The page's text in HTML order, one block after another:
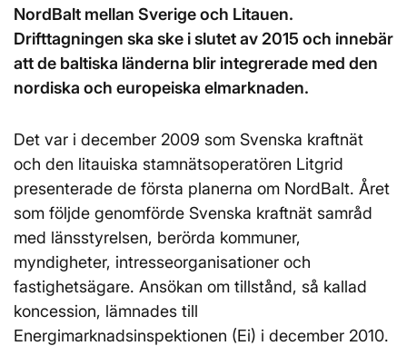
NordBalt mellan Sverige och Litauen.
Drifttagningen ska ske i slutet av 2015 och innebär
att de baltiska länderna blir integrerade med den
nordiska och europeiska elmarknaden.
Det var i december 2009 som Svenska kraftnät
och den litauiska stamnätsoperatören Litgrid
presenterade de första planerna om NordBalt. Året
som följde genomförde Svenska kraftnät samråd
med länsstyrelsen, berörda kommuner,
myndigheter, intresseorganisationer och
fastighetsägare. Ansökan om tillstånd, så kallad
koncession, lämnades till
Energimarknadsinspektionen (Ei) i december 2010.